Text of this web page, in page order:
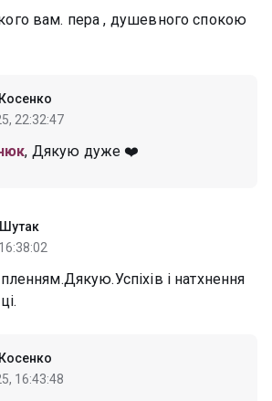
вам. пера , душевного спокою
22:32:47
, Дякую дуже ❤️
і натхнення
16:43:48